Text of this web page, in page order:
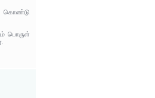
கொண்டு
பொருள்